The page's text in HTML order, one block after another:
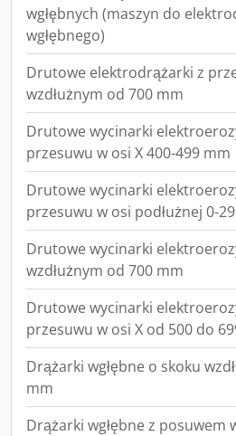
wgłębnych (maszyn do
wgłębnego)
Drutowe elektrodrążarki z
wzdłużnym od 700 mm
Drutowe wycinarki
przesuwu w osi X 400-499 mm
Drutowe wycinarki
przesuwu w osi podłużnej 0-
Drutowe wycinarki
wzdłużnym od 700 mm
Drutowe wycinarki
przesuwu w osi X od 500 do
Drążarki wgłębne o skoku
mm
Drążarki wgłębne z posuwem